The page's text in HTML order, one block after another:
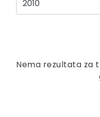
Nema rezultata za